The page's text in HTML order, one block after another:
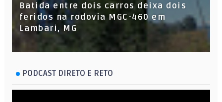
Batida entre dois carros deixa dois
feridos na rodovia MGC-460 em
Lambari, MG
PODCAST DIRETO E RETO